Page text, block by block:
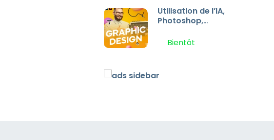
Utilisation de l’IA,
Photoshop,
Bientôt